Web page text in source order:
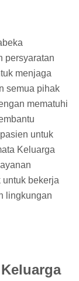
persyaratan
menjaga
semua pihak
mematuhi
untuk
Keluarga
untuk bekerja
lingkungan